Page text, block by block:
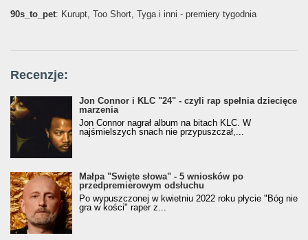
90s_to_pet: Kurupt, Too Short, Tyga i inni - premiery tygodnia
Recenzje:
Jon Connor i KLC "24" - czyli rap spełnia dziecięce
marzenia
Jon Connor nagrał album na bitach KLC. W
najśmielszych snach nie przypuszczał,...
Małpa "Święte słowa" - 5 wniosków po
przedpremierowym odsłuchu
Po wypuszczonej w kwietniu 2022 roku płycie "Bóg nie
gra w kości" raper z...